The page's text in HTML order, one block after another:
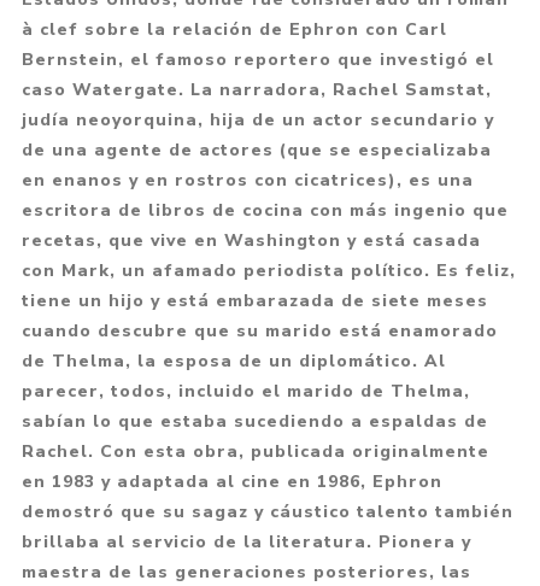
à clef sobre la relación de Ephron con Carl
Bernstein, el famoso reportero que investigó el
caso Watergate. La narradora, Rachel Samstat,
judía neoyorquina, hija de un actor secundario y
de una agente de actores (que se especializaba
en enanos y en rostros con cicatrices), es una
escritora de libros de cocina con más ingenio que
recetas, que vive en Washington y está casada
con Mark, un afamado periodista político. Es feliz,
tiene un hijo y está embarazada de siete meses
cuando descubre que su marido está enamorado
de Thelma, la esposa de un diplomático. Al
parecer, todos, incluido el marido de Thelma,
sabían lo que estaba sucediendo a espaldas de
Rachel. Con esta obra, publicada originalmente
en 1983 y adaptada al cine en 1986, Ephron
demostró que su sagaz y cáustico talento también
brillaba al servicio de la literatura. Pionera y
maestra de las generaciones posteriores, las